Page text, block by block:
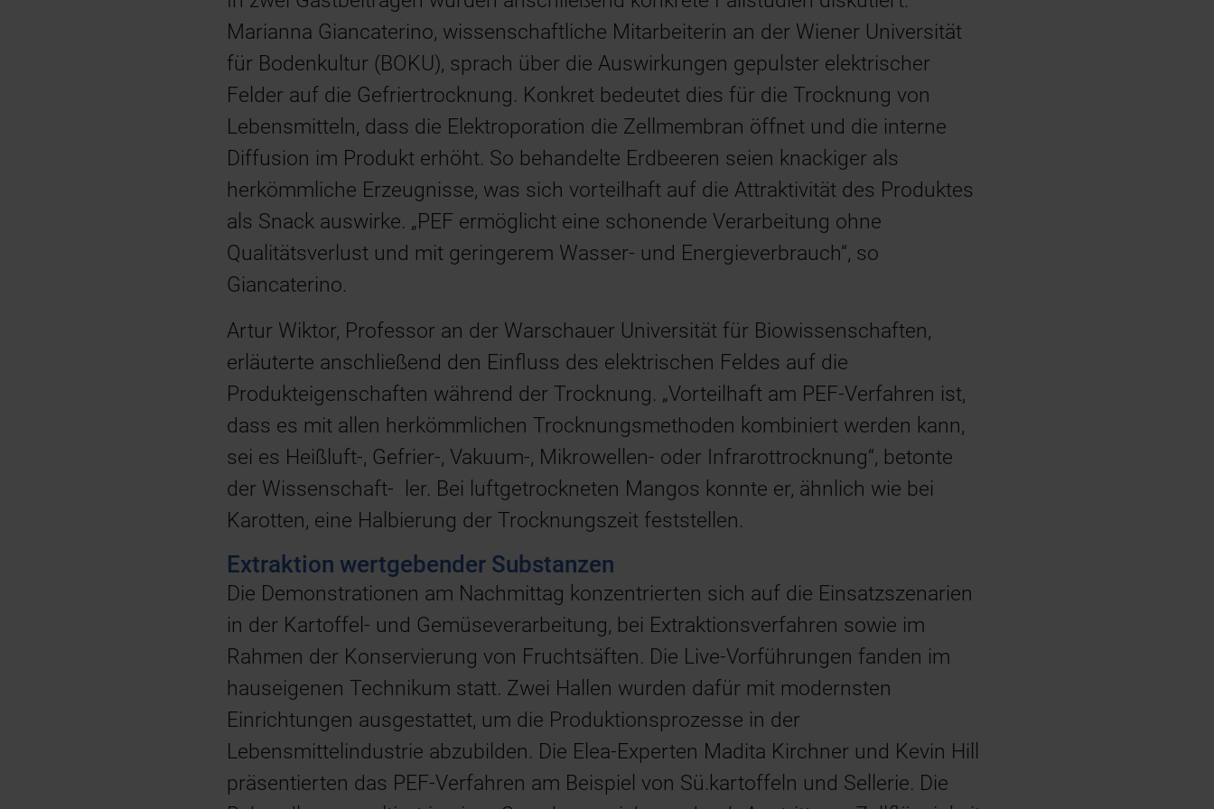
Marianna Giancaterino, wissenschaftliche Mitarbeiterin an der Wiener Universität
für Bodenkultur (BOKU), sprach über die Auswirkungen gepulster elektrischer
Felder auf die Gefriertrocknung. Konkret bedeutet dies für die Trocknung von
Lebensmitteln, dass die Elektroporation die Zellmembran öffnet und die interne
Diffusion im Produkt erhöht. So behandelte Erdbeeren seien knackiger als
herkömmliche Erzeugnisse, was sich vorteilhaft auf die Attraktivität des Produktes
als Snack auswirke. „PEF ermöglicht eine schonende Verarbeitung ohne
Qualitätsverlust und mit geringerem Wasser- und Energieverbrauch“, so
Giancaterino.
Artur Wiktor, Professor an der Warschauer Universität für Biowissenschaften,
erläuterte anschließend den Einfluss des elektrischen Feldes auf die
Produkteigenschaften während der Trocknung. „Vorteilhaft am PEF-Verfahren ist,
dass es mit allen herkömmlichen Trocknungsmethoden kombiniert werden kann,
sei es Heißluft-, Gefrier-, Vakuum-, Mikrowellen- oder Infrarottrocknung“, betonte
der Wissenschaft- ler. Bei luftgetrockneten Mangos konnte er, ähnlich wie bei
Karotten, eine Halbierung der Trocknungszeit feststellen.
Extraktion wertgebender Substanzen
Die Demonstrationen am Nachmittag konzentrierten sich auf die Einsatzszenarien
in der Kartoffel- und Gemüseverarbeitung, bei Extraktionsverfahren sowie im
Rahmen der Konservierung von Fruchtsäften. Die Live-Vorführungen fanden im
hauseigenen Technikum statt. Zwei Hallen wurden dafür mit modernsten
Einrichtungen ausgestattet, um die Produktionsprozesse in der
Lebensmittelindustrie abzubilden. Die Elea-Experten Madita Kirchner und Kevin Hill
präsentierten das PEF-Verfahren am Beispiel von Sü.kartoffeln und Sellerie. Die